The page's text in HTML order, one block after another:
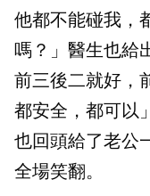
他都不能碰我，
嗎？」醫生也給
前三後二就好，
都安全，都可以
也回頭給了老公
全場笑翻。